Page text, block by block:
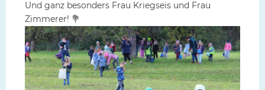
Und ganz besonders Frau Kriegseis und Frau
Zimmerer! 💐